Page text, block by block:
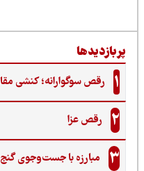
رقص سوگوارانه؛ کنشی مقاومتی
رقص عزا
مبارزه با جست‌وجوی گنج‌